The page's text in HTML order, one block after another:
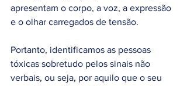
apresentam o corpo, a voz, a expressão
e o olhar carregados de tensão.
Portanto, identificamos as pessoas
tóxicas sobretudo pelos sinais não
verbais, ou seja, por aquilo que o seu